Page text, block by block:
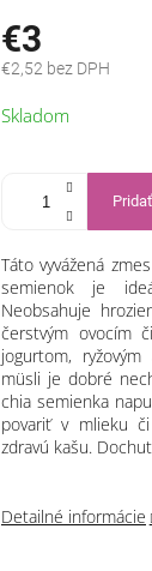
€3
€2,52 bez DPH
cena:
Skladom
Táto vyvážená
semienok je
Neobsahuje
čerstvým ovocím
jogurtom,
müsli je dobré
chia semienka
povariť v mlieku
zdravú kašu.
Detailné informácie